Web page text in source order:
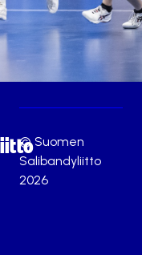
© Suomen
Salibandyliitto
2026